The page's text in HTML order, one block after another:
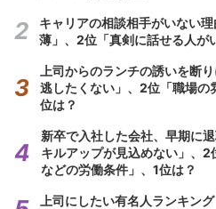
キャリアの相談相手がいない
薄」、2位「真剣に話せる人が
上司からのランチの誘いを
逃したくない」、2位「職場の
位は？
新卒で入社した会社、早期に
キルアップが見込めない」、
などの労働条件」、1位は？
上司にしたい有名人ランキ